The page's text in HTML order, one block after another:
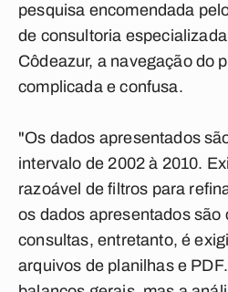
pesquisa encomendada
de consultoria
Côdeazur, a navegação do
complicada e confusa.
"Os dados apresentados
intervalo de 2002 à 2010.
razoável de filtros para
os dados apresentados são
consultas, entretanto, é
arquivos de planilhas e